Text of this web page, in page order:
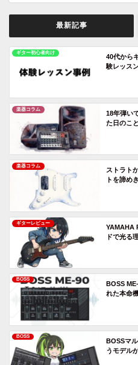
最新記事
ギター初心者向け
40代から
験レッス
楽器コラム
18年弾い
た日のこと
楽器コラム
ストラト
トを諦め
ギターレビュー
YAMAHA
ドで光る
BOSS
BOSS
れた本命
BOSS
BOSSマ
うモデル